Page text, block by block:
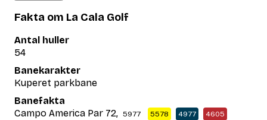
Fakta om La Cala Golf
Antal huller
54
Banekarakter
Kuperet parkbane
Banefakta
Campo America Par 72, 5977 5578 4977 4605